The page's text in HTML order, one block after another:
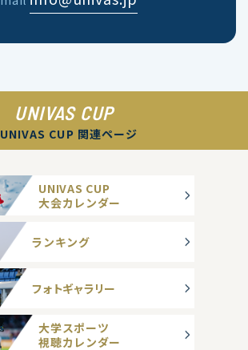
UNIVAS CUP
UNIVAS CUP 関連ページ
UNIVAS CUP
大会カレンダー
ランキング
フォトギャラリー
大学スポーツ
視聴カレンダー